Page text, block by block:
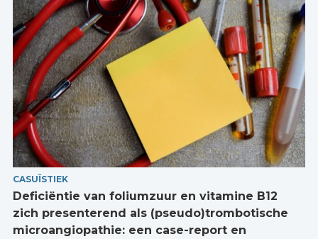
CASUÏSTIEK
Deficiëntie van foliumzuur en vitamine B12
zich presenterend als (pseudo)trombotische
microangiopathie: een case-report en